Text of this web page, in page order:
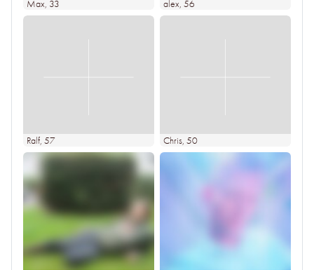
Max, 33 alex, 56
Ralf, 57 Chris, 50